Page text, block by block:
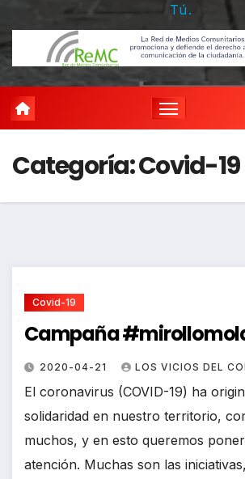
Tú.
Categoría:Covid-19
Covid-19
Campaña
2020-04-21 LOS VICIOS DEL
El coronavirus (COVID-19) ha
solidaridad en nuestro territorio,
muchos, y en esto queremos
atención. Muchas son las